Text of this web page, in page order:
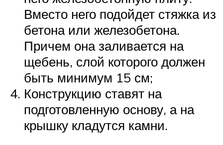
Вместо него подойдет стяжка из
бетона или железобетона.
Причем она заливается на
щебень, слой которого должен
быть минимум 15 см;
Конструкцию ставят на
подготовленную основу, а на
крышку кладутся камни.